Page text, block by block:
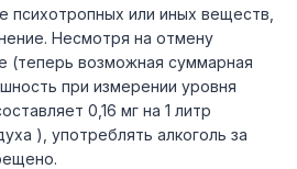
психотропных или иных веществ,
Несмотря на отмену
(теперь возможная суммарная
при измерении уровня
0,16 мг на 1 литр
), употреблять алкоголь за